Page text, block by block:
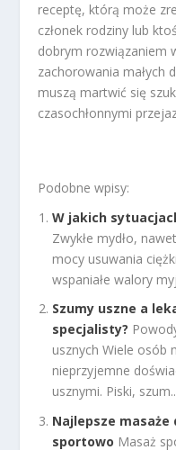
receptę, którą może
członek rodziny lub
dobrym rozwiązaniem
zachorowania małych
muszą martwić się
czasochłonnymi
Podobne wpisy:
W jakich
Zwykłe mydło,
mocy usuwania
wspaniałe walory
Szumy uszne a
specjalisty?
usznych Wiele osób
nieprzyjemne
usznymi. Piski,
Najlepsze
sportowo Masaż